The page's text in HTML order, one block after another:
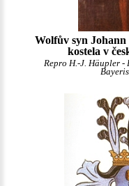
Wolfův syn
kostela v
Repro H.-J. Häupler -